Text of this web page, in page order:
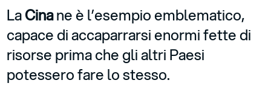
LaCinane è l’esempio emblematico,
capace di accaparrarsi enormi fette di
risorse prima che gli altri Paesi
potessero fare lo stesso.